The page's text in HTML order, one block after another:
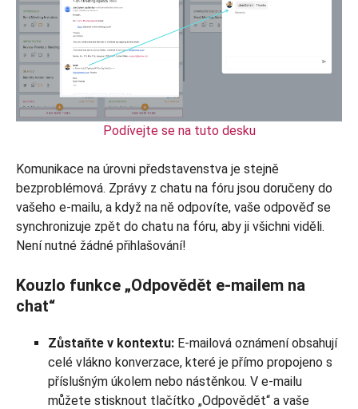
Podívejte se na tuto desku
Komunikace na úrovni představenstva je stejně
bezproblémová. Zprávy z chatu na fóru jsou doručeny do
vašeho e-mailu, a když na ně odpovíte, vaše odpověď se
synchronizuje zpět do chatu na fóru, aby ji všichni viděli.
Není nutné žádné přihlašování!
Kouzlo funkce „Odpovědět e-mailem na
chat“
Zůstaňte v kontextu: E-mailová oznámení obsahují
celé vlákno konverzace, které je přímo propojeno s
příslušným úkolem nebo nástěnkou. V e-mailu
můžete stisknout tlačítko „Odpovědět“ a vaše